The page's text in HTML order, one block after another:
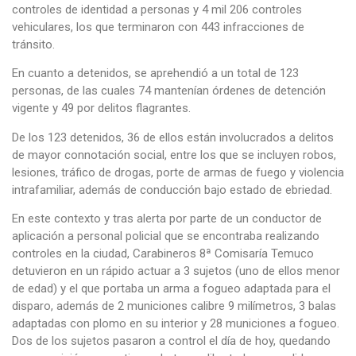
controles de identidad a personas y 4 mil 206 controles
vehiculares, los que terminaron con 443 infracciones de
tránsito.
En cuanto a detenidos, se aprehendió a un total de 123
personas, de las cuales 74 mantenían órdenes de detención
vigente y 49 por delitos flagrantes.
De los 123 detenidos, 36 de ellos están involucrados a delitos
de mayor connotación social, entre los que se incluyen robos,
lesiones, tráfico de drogas, porte de armas de fuego y violencia
intrafamiliar, además de conducción bajo estado de ebriedad.
En este contexto y tras alerta por parte de un conductor de
aplicación a personal policial que se encontraba realizando
controles en la ciudad, Carabineros 8ª Comisaría Temuco
detuvieron en un rápido actuar a 3 sujetos (uno de ellos menor
de edad) y el que portaba un arma a fogueo adaptada para el
disparo, además de 2 municiones calibre 9 milímetros, 3 balas
adaptadas con plomo en su interior y 28 municiones a fogueo.
Dos de los sujetos pasaron a control el día de hoy, quedando